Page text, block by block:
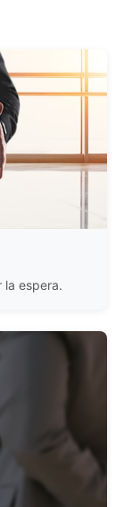
la espera.